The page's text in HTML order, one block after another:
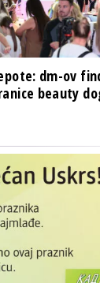
dm-ov
beauty